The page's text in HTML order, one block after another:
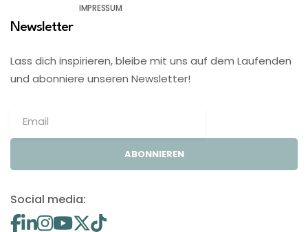
IMPRESSUM
Newsletter
Lass dich inspirieren, bleibe mit uns auf dem Laufenden
und abonniere unseren Newsletter!
ABONNIEREN
Social media: